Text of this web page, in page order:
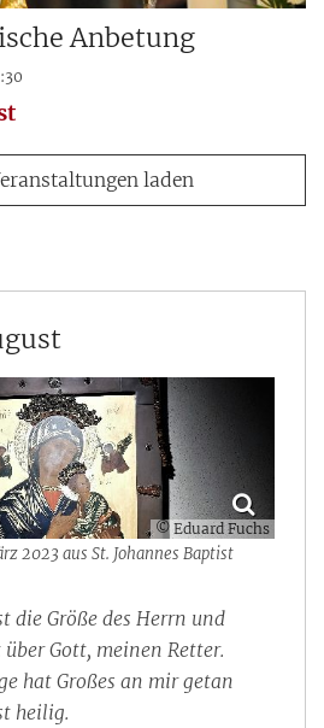
Anbetung
laden
© Eduard Fuchs
2023 aus St. Johannes Baptist
die Größe des Herrn und
Gott, meinen Retter.
hat Großes an mir getan
heilig.